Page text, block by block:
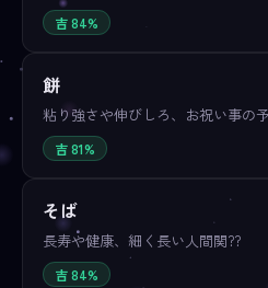
吉 84%
餅
粘り強さや伸びしろ、お祝い事の
吉 81%
そば
長寿や健康、細く長い人間関??
吉 84%